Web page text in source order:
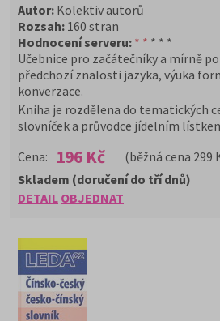
Autor: Kolektiv autorů
Rozsah: 160 stran
Hodnocení serveru: * * * * *
Učebnice pro začátečníky a mírně
předchozí znalosti jazyka, výuka
konverzace.
Kniha je rozdělena do tematických
slovníček a průvodce jídelním
Cena:
196 Kč (běžná cena 299
DETAIL OBJEDNAT
Skladem (doručení do tří dnů)